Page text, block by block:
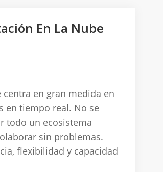
En La Nube
en gran medida en
en tiempo real. No se
todo un ecosistema
sin problemas.
flexibilidad y capacidad